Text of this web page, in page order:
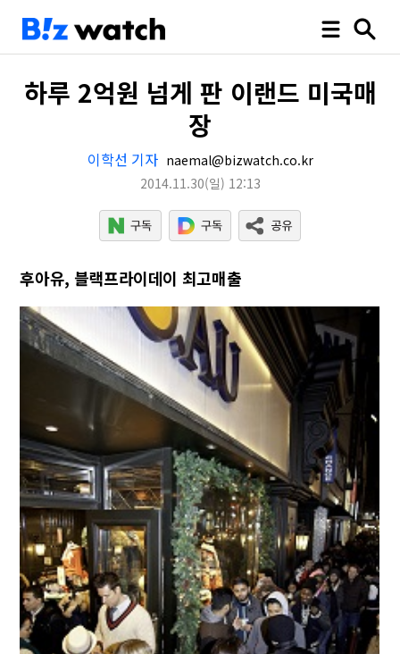
하루 2억원 넘게 판 이랜드 미국매
장
이학선 기자 naemal@bizwatch.co.kr
2014.11.30(일) 12:13
후아유, 블랙프라이데이 최고매출